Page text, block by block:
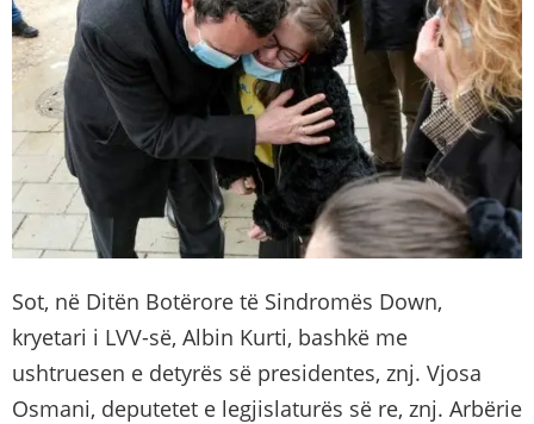
Sot, në Ditën Botërore të Sindromës Down,
kryetari i LVV-së, Albin Kurti, bashkë me
ushtruesen e detyrës së presidentes, znj. Vjosa
Osmani, deputetet e legjislaturës së re, znj. Arbërie